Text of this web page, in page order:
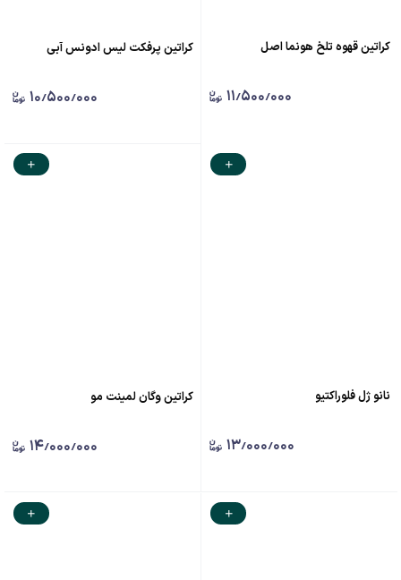
کراتین قهوه تلخ هونما اصل
۱۱٫۵۰۰٫۰۰۰
کراتین پرفکت لیس ادونس آبی
۱۰٫۵۰۰٫۰۰۰
نانو ژل فلوراکتیو
۱۳٫۰۰۰٫۰۰۰
کراتین وگان لمینت مو
۱۴٫۰۰۰٫۰۰۰